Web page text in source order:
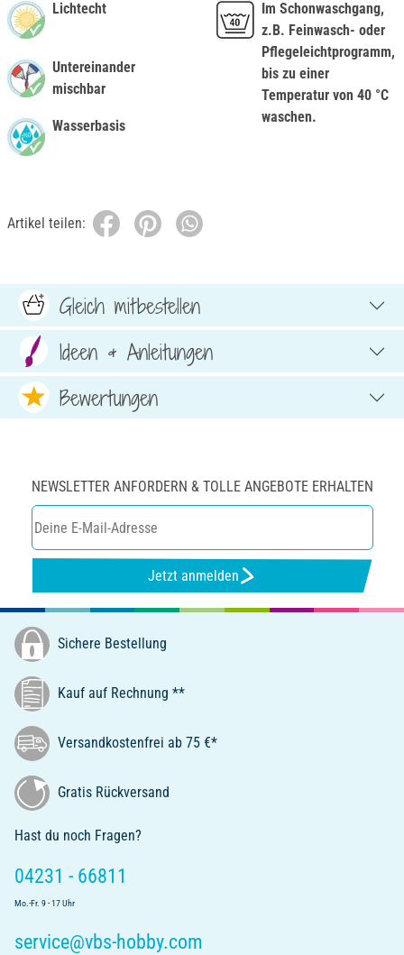
Lichtecht
Untereinander
mischbar
Wasserbasis
Im Schonwaschgang,
z.B. Feinwasch- oder
Pflegeleichtprogramm,
bis zu einer
Temperatur von 40 °C
waschen.
Artikel teilen:
Gleich mitbestellen
Ideen & Anleitungen
Bewertungen
NEWSLETTER ANFORDERN & TOLLE ANGEBOTE ERHALTEN
Jetzt anmelden
Sichere Bestellung
Kauf auf Rechnung **
Versandkostenfrei ab 75 €*
Gratis Rückversand
Hast du noch Fragen?
04231 - 66811
Mo.-Fr. 9 - 17 Uhr
service@vbs-hobby.com